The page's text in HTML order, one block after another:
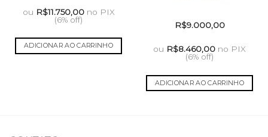
ou R$11.750,00 no PIX
(6% off)
ADICIONAR AO CARRINHO
R$9.000,00
ou R$8.460,00 no PIX
(6% off)
ADICIONAR AO CARRINHO